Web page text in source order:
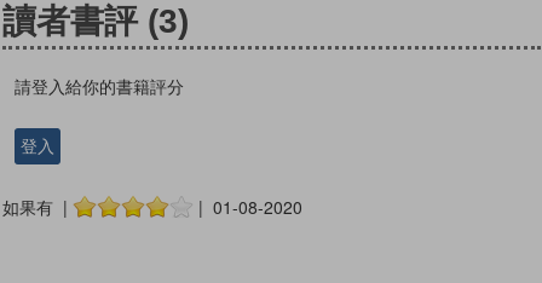
讀者書評 (3)
請登入給你的書籍評分
登入
如果有 | | 01-08-2020